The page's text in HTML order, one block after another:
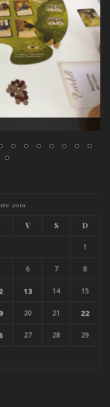
2019
V S D
1
6 7 8
13 14 15
20 21 22
27 28 29